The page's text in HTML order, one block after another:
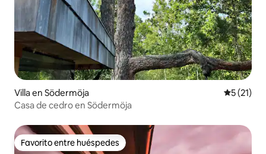
Villa en Södermöja
5 (21)
Casa de cedro en Södermöja
Favorito entre huéspedes
Favorito entre huéspedes